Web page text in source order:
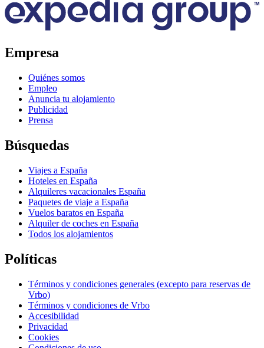
Empresa
Quiénes somos
Empleo
Anuncia tu alojamiento
Publicidad
Prensa
Búsquedas
Viajes a España
Hoteles en España
Alquileres vacacionales España
Paquetes de viaje a España
Vuelos baratos en España
Alquiler de coches en España
Todos los alojamientos
Políticas
Términos y condiciones generales (excepto para reservas de
Vrbo)
Términos y condiciones de Vrbo
Accesibilidad
Privacidad
Cookies